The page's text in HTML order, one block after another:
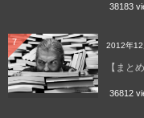
38183
7 2012年12
【まと
36812